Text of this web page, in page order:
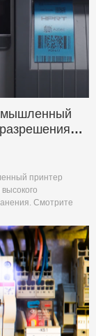
принтер
Смотрите